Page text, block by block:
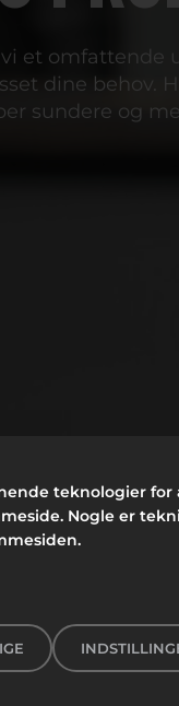
et omfattende
dine behov.
sundere og
teknologier
Nogle er